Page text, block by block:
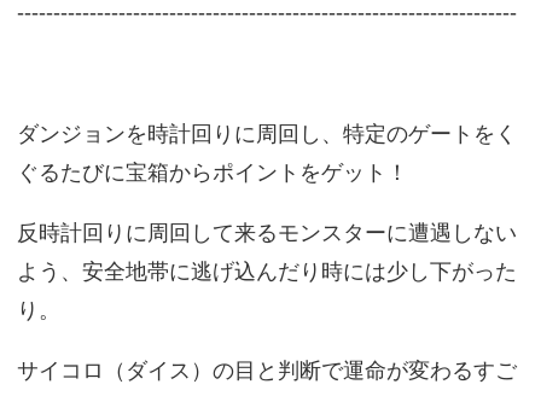
---------------------------------------------------------------------
ダンジョンを時計回りに周回し、特定のゲートをく
ぐるたびに宝箱からポイントをゲット！
反時計回りに周回して来るモンスターに遭遇しない
よう、安全地帯に逃げ込んだり時には少し下がった
り。
サイコロ（ダイス）の目と判断で運命が変わるすご